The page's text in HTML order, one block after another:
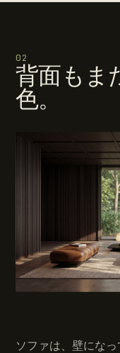
02
背面もま
色。
ソファは、壁になっ